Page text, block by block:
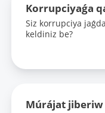
Korrupciyaǵa
Siz korrupciya
keldiniz be?
Múrájat jiberiw